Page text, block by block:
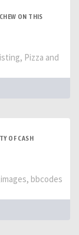
ON THIS
Pizza and
OF CASH
bbcodes